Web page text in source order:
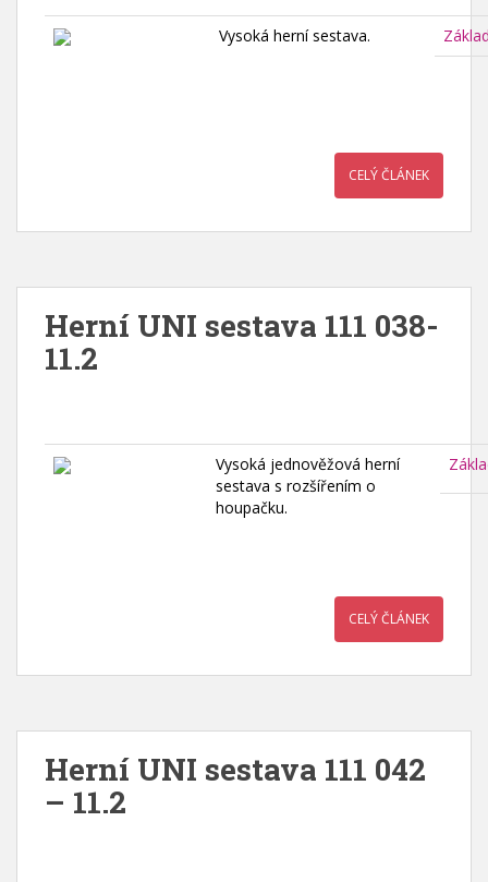
Vysoká herní sestava.
CELÝ ČLÁNEK
Herní UNI sestava 111 038-
11.2
Vysoká jednověžová herní
sestava s rozšířením o
houpačku.
CELÝ ČLÁNEK
Herní UNI sestava 111 042
– 11.2